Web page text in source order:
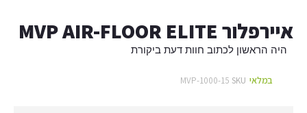
איירפלור MVP AIR-FLOOR ELITE
היה הראשון לכתוב חוות דעת ביקורת
במלאי SKU
MVP-1000-15
גלריית